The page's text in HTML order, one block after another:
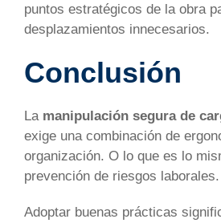
puntos estratégicos de la obra
desplazamientos innecesarios.
Conclusión
La manipulación segura de
exige una combinación de
organización. O lo que es lo
prevención de riesgos laborales.
Adoptar buenas prácticas